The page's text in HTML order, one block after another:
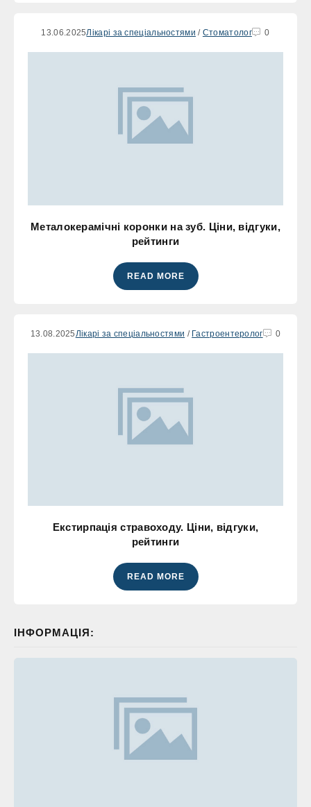
13.06.2025Лікарі за спеціальностями / Стоматолог 0
Металокерамічні коронки на зуб. Ціни, відгуки,
рейтинги
READ MORE
13.08.2025 Лікарі за спеціальностями / Гастроентеролог 0
Екстирпація стравоходу. Ціни, відгуки,
рейтинги
READ MORE
ІНФОРМАЦІЯ: